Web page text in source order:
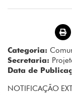
Categoria:
Secretaria:
Data de
NOTIFICAÇÃO